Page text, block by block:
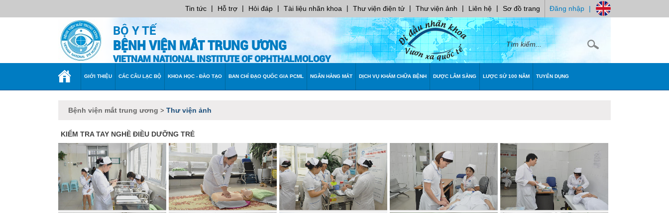
Tin tức | Hỗ trợ | Hỏi đáp | Tài liệu nhãn khoa | Thư viện điện tử | Thư viện ảnh | Liên hệ | Sơ đồ trang Đăng nhập |
BỘ Y TẾ
BỆNH VIỆN MẮT TRUNG ƯƠNG
VIETNAM NATIONAL INSTITUTE OF OPHTHALMOLOGY
TRANG GIỚI THIỆU CÁC CÂU LẠC BỘ KHOA HỌC - ĐÀO TẠO BAN CHỈ ĐẠO QUỐC GIA PCML NGÂN HÀNG MẮT DỊCH VỤ KHÁM CHỮA BỆNH DƯỢC LÂM SÀNG LƯỢC SỬ 100 NĂM TUYỂN DỤNG
Bệnh viện mắt trung ương > Thư viện ảnh
KIỂM TRA TAY NGHỀ ĐIỀU DƯỠNG TRẺ